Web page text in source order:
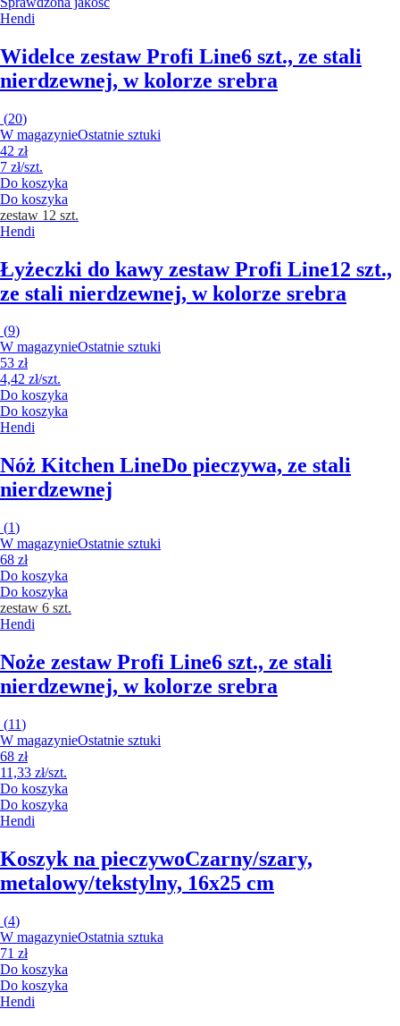
Hendi
Widelce zestaw Profi Line6 szt., ze stali
nierdzewnej, w kolorze srebra
(20)
W magazynieOstatnie sztuki
42 zł
7 zł/szt.
Do koszyka
Do koszyka
zestaw 12 szt.
Hendi
Łyżeczki do kawy zestaw Profi Line12 szt.,
ze stali nierdzewnej, w kolorze srebra
(9)
W magazynieOstatnie sztuki
53 zł
4,42 zł/szt.
Do koszyka
Do koszyka
Hendi
Nóż Kitchen LineDo pieczywa, ze stali
nierdzewnej
(1)
W magazynieOstatnie sztuki
68 zł
Do koszyka
Do koszyka
zestaw 6 szt.
Hendi
Noże zestaw Profi Line6 szt., ze stali
nierdzewnej, w kolorze srebra
(11)
W magazynieOstatnie sztuki
68 zł
11,33 zł/szt.
Do koszyka
Do koszyka
Hendi
Koszyk na pieczywoCzarny/szary,
metalowy/tekstylny, 16x25 cm
(4)
W magazynieOstatnia sztuka
71 zł
Do koszyka
Do koszyka
Hendi